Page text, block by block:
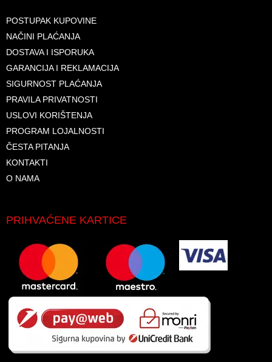
POSTUPAK KUPOVINE
NAČINI PLAĆANJA
DOSTAVA I ISPORUKA
GARANCIJA I REKLAMACIJA
SIGURNOST PLAĆANJA
PRAVILA PRIVATNOSTI
USLOVI KORIŠTENJA
PROGRAM LOJALNOSTI
ČESTA PITANJA
KONTAKTI
O NAMA
PRIHVAĆENE KARTICE